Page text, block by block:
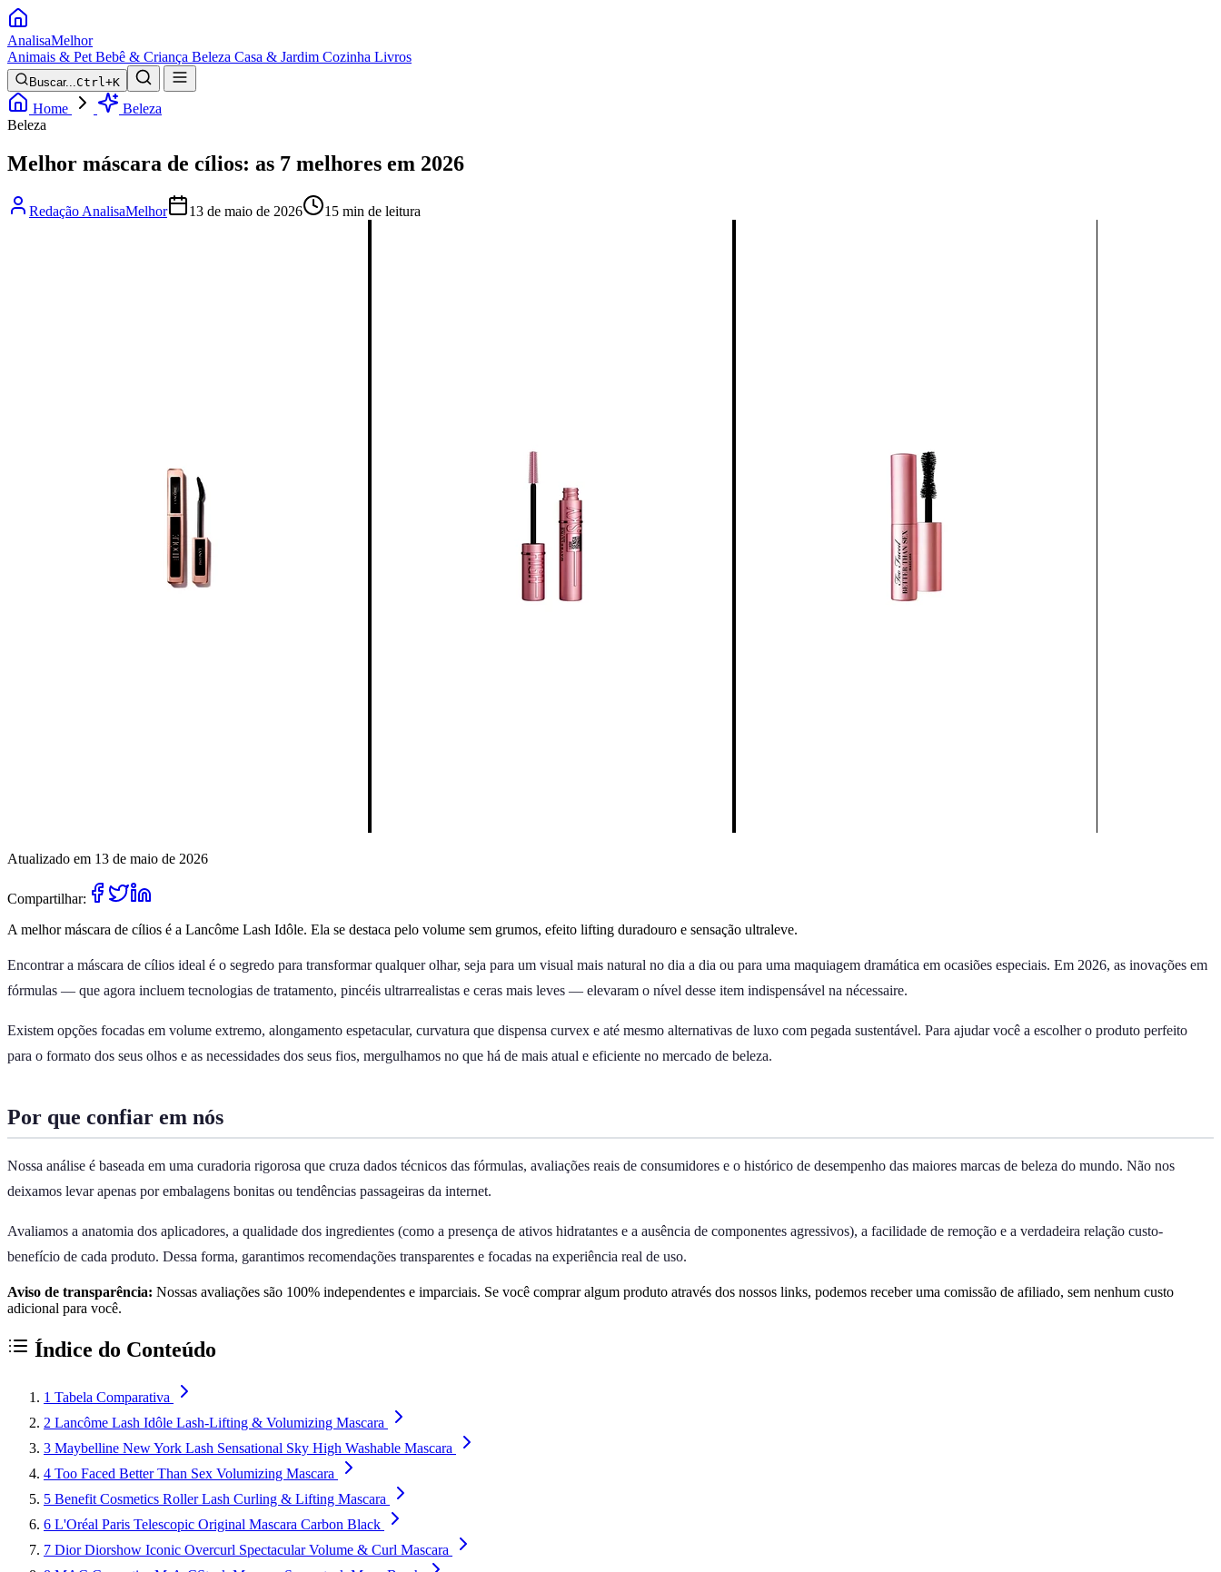
AnalisaMelhor
Animais & Pet Bebê & Criança Beleza Casa & Jardim Cozinha Livros
Buscar...Ctrl+K
Home
Beleza
Beleza
Melhor máscara de cílios: as 7 melhores em 2026
Redação AnalisaMelhor 13 de maio de 2026 15 min de leitura
Atualizado em 13 de maio de 2026
Compartilhar:
A melhor máscara de cílios é a Lancôme Lash Idôle. Ela se destaca pelo volume sem grumos, efeito lifting duradouro e sensação ultraleve.
Encontrar a máscara de cílios ideal é o segredo para transformar qualquer olhar, seja para um visual mais natural no dia a dia ou para uma maquiagem dramática em ocasiões especiais. Em 2026, as inovações em
fórmulas — que agora incluem tecnologias de tratamento, pincéis ultrarrealistas e ceras mais leves — elevaram o nível desse item indispensável na nécessaire.
Existem opções focadas em volume extremo, alongamento espetacular, curvatura que dispensa curvex e até mesmo alternativas de luxo com pegada sustentável. Para ajudar você a escolher o produto perfeito
para o formato dos seus olhos e as necessidades dos seus fios, mergulhamos no que há de mais atual e eficiente no mercado de beleza.
Por que confiar em nós
Nossa análise é baseada em uma curadoria rigorosa que cruza dados técnicos das fórmulas, avaliações reais de consumidores e o histórico de desempenho das maiores marcas de beleza do mundo. Não nos
deixamos levar apenas por embalagens bonitas ou tendências passageiras da internet.
Avaliamos a anatomia dos aplicadores, a qualidade dos ingredientes (como a presença de ativos hidratantes e a ausência de componentes agressivos), a facilidade de remoção e a verdadeira relação custo-
benefício de cada produto. Dessa forma, garantimos recomendações transparentes e focadas na experiência real de uso.
Aviso de transparência: Nossas avaliações são 100% independentes e imparciais. Se você comprar algum produto através dos nossos links, podemos receber uma comissão de afiliado, sem nenhum custo
adicional para você.
Índice do Conteúdo
1 Tabela Comparativa
2 Lancôme Lash Idôle Lash-Lifting & Volumizing Mascara
3 Maybelline New York Lash Sensational Sky High Washable Mascara
4 Too Faced Better Than Sex Volumizing Mascara
5 Benefit Cosmetics Roller Lash Curling & Lifting Mascara
6 L'Oréal Paris Telescopic Original Mascara Carbon Black
7 Dior Diorshow Iconic Overcurl Spectacular Volume & Curl Mascara